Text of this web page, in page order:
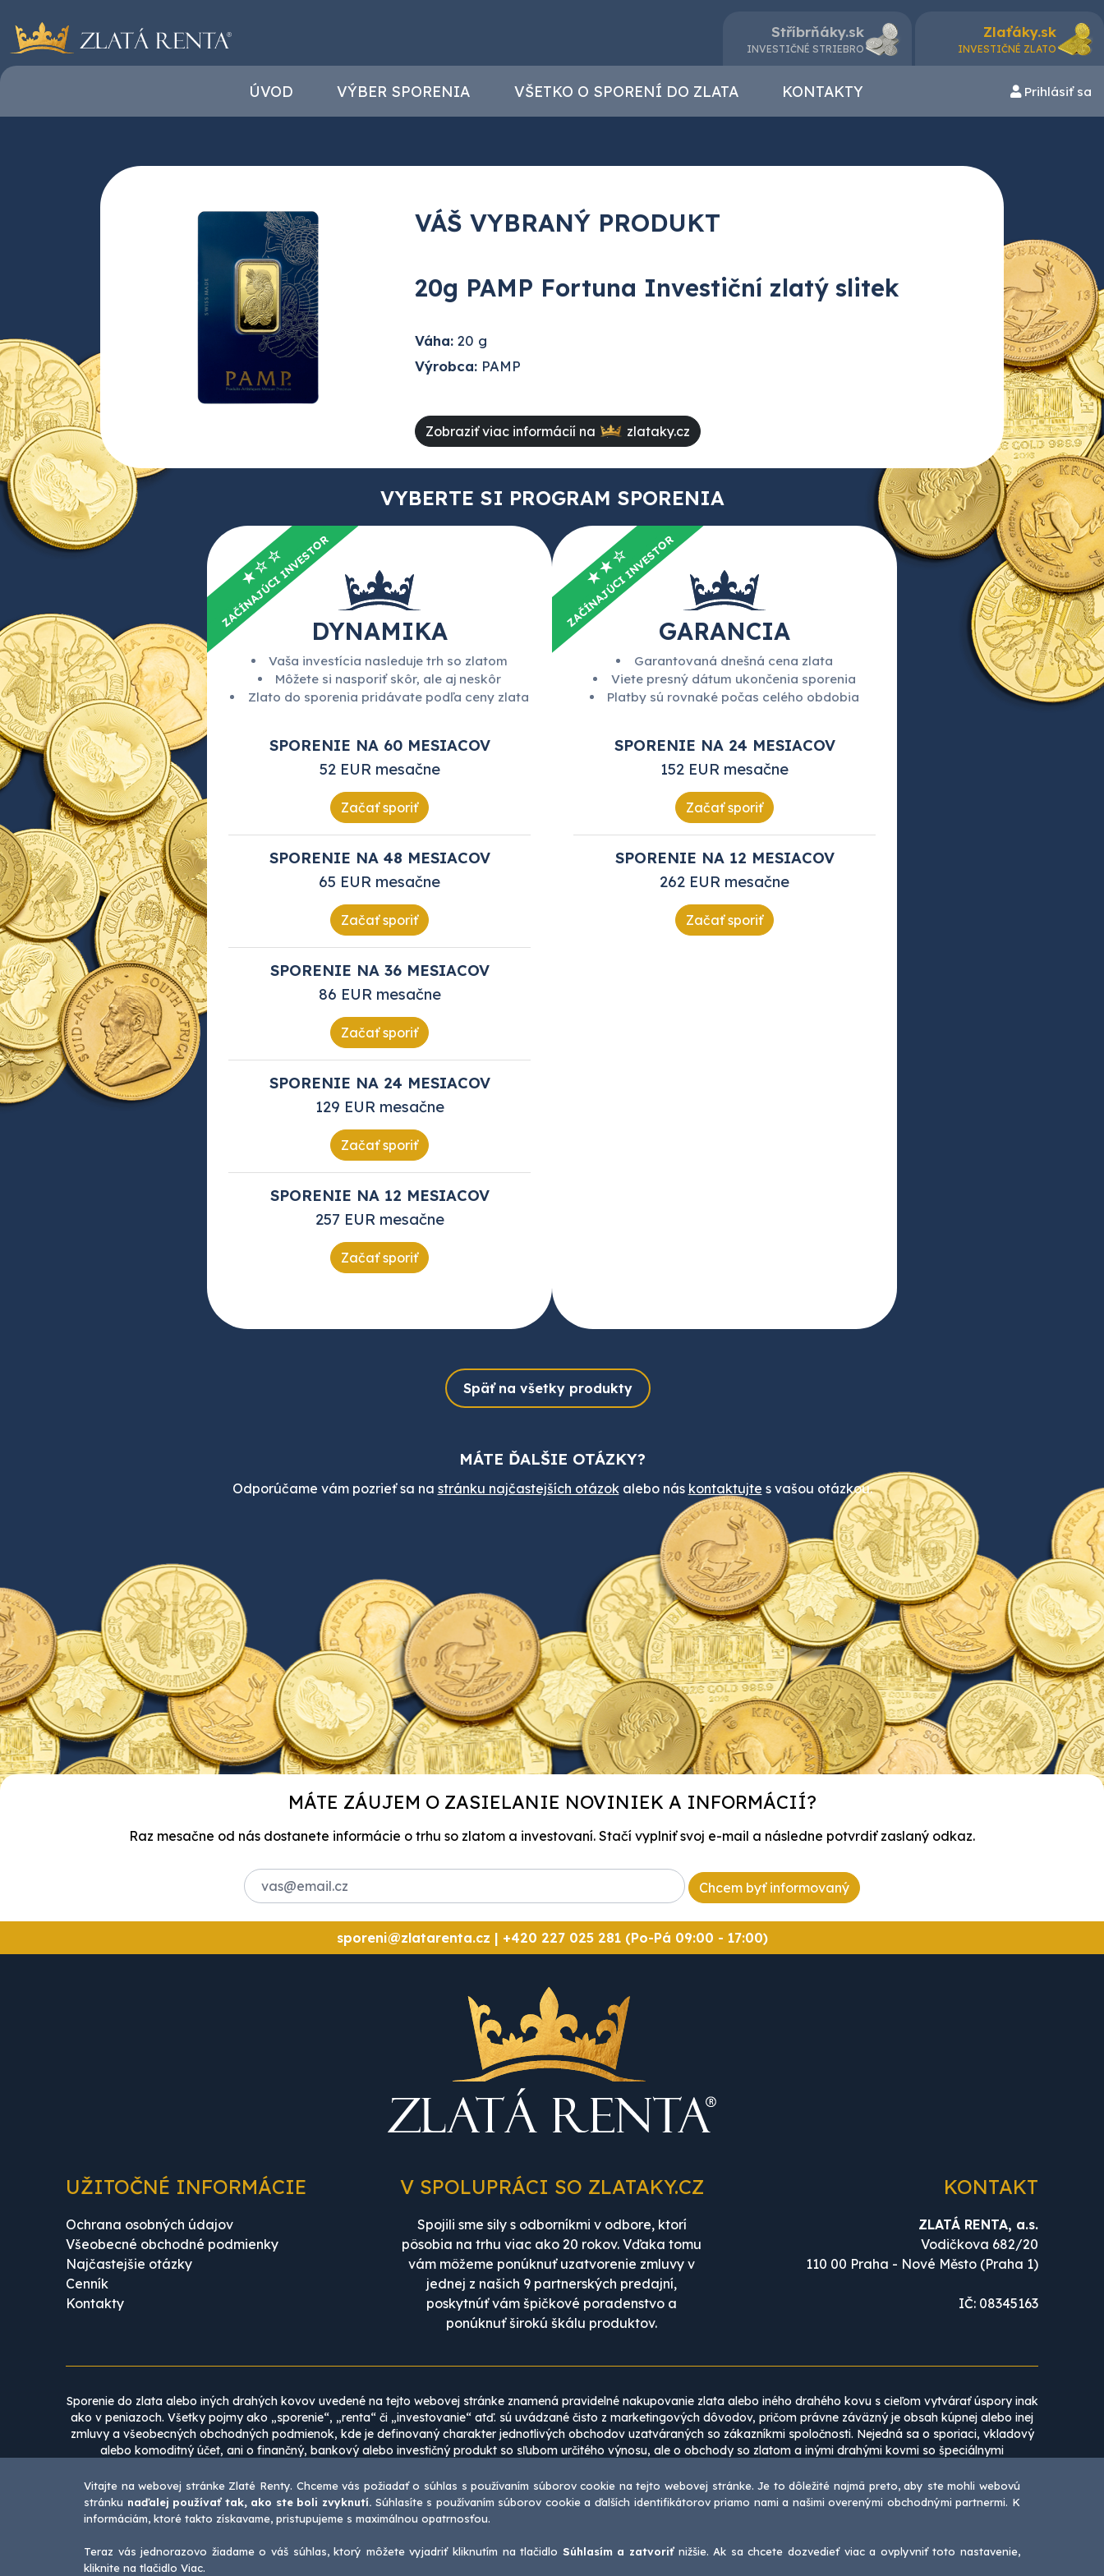
Stříbrňáky.sk
INVESTIČNÉ STRIEBRO
Zlaťáky.sk
INVESTIČNÉ ZLATO
ÚVOD VÝBER SPORENIA VŠETKO O SPORENÍ DO ZLATA KONTAKTY Prihlásiť sa
VÁŠ VYBRANÝ PRODUKT
20g PAMP Fortuna Investiční zlatý slitek
Váha: 20 g
Výrobca: PAMP
Zobraziť viac informácií na zlataky.cz
VYBERTE SI PROGRAM SPORENIA
★☆☆
ZAČÍNAJÚCI INVESTOR
DYNAMIKA
Vaša investícia nasleduje trh so zlatom
Môžete si nasporiť skôr, ale aj neskôr
Zlato do sporenia pridávate podľa ceny zlata
SPORENIE NA 60 MESIACOV
52 EUR mesačne
Začať sporiť
SPORENIE NA 48 MESIACOV
65 EUR mesačne
Začať sporiť
SPORENIE NA 36 MESIACOV
86 EUR mesačne
Začať sporiť
SPORENIE NA 24 MESIACOV
129 EUR mesačne
Začať sporiť
SPORENIE NA 12 MESIACOV
257 EUR mesačne
Začať sporiť
★★☆
ZAČÍNAJÚCI INVESTOR
GARANCIA
Garantovaná dnešná cena zlata
Viete presný dátum ukončenia sporenia
Platby sú rovnaké počas celého obdobia
SPORENIE NA 24 MESIACOV
152 EUR mesačne
Začať sporiť
SPORENIE NA 12 MESIACOV
262 EUR mesačne
Začať sporiť
Späť na všetky produkty
MÁTE ĎALŠIE OTÁZKY?
Odporúčame vám pozrieť sa na stránku najčastejších otázokalebo nás kontaktujte s vašou otázkou.
MÁTE ZÁUJEM O ZASIELANIE NOVINIEK A INFORMÁCIÍ?
Raz mesačne od nás dostanete informácie o trhu so zlatom a investovaní. Stačí vyplniť svoj e-mail a následne potvrdiť zaslaný odkaz.
Chcem byť informovaný
sporeni@zlatarenta.cz | +420 227 025 281 (Po-Pá 09:00 - 17:00)
UŽITOČNÉ INFORMÁCIE
Ochrana osobných údajov
Všeobecné obchodné podmienky
Najčastejšie otázky
Cenník
Kontakty
V SPOLUPRÁCI SO ZLATAKY.CZ
Spojili sme sily s odborníkmi v odbore, ktorí
pôsobia na trhu viac ako 20 rokov. Vďaka tomu
vám môžeme ponúknuť uzatvorenie zmluvy v
jednej z našich 9 partnerských predajní,
poskytnúť vám špičkové poradenstvo a
ponúknuť širokú škálu produktov.
KONTAKT
ZLATÁ RENTA, a.s.
Vodičkova 682/20
110 00 Praha - Nové Město (Praha 1)
IČ: 08345163
Sporenie do zlata alebo iných drahých kovov uvedené na tejto webovej stránke znamená pravidelné nakupovanie zlata alebo iného drahého kovu s cieľom vytvárať úspory inak
ako v peniazoch. Všetky pojmy ako „sporenie“, „renta“ či „investovanie“ atď. sú uvádzané čisto z marketingových dôvodov, pričom právne záväzný je obsah kúpnej alebo inej
zmluvy a všeobecných obchodných podmienok, kde je definovaný charakter jednotlivých obchodov uzatváraných so zákazníkmi spoločnosti. Nejedná sa o sporiaci, vkladový
alebo komoditný účet, ani o finančný, bankový alebo investičný produkt so sľubom určitého výnosu, ale o obchody so zlatom a inými drahými kovmi so špeciálnymi
Obsah tohto webu nie je možné v žiadnom prípade brať ako investičné odporúčania. Uverejnené články a analýzy je potrebné vnímať ako subjektívne názory zamestnancov
spoločnosti ZLATÁ RENTA, a.s. Zverejnenie akýchkoľvek údajov či informácií na Stránkach nemá povahu právneho konania smerujúceho k vzniku právneho vzťahu medzi vami
Vitajte na webovej stránke Zlaté Renty. Chceme vás požiadať o súhlas s používaním súborov cookie na tejto webovej stránke. Je to dôležité najmä preto, aby ste mohli webovú
stránku naďalej používať tak, ako ste boli zvyknutí.Súhlasíte s používaním súborov cookie a ďalších identifikátorov priamo nami a našimi overenými obchodnými partnermi. K
informáciám, ktoré takto získavame, pristupujeme s maximálnou opatrnosťou.
Teraz vás jednorazovo žiadame o váš súhlas, ktorý môžete vyjadriť kliknutím na tlačidlo Súhlasím a zatvoriťnižšie. Ak sa chcete dozvedieť viac a ovplyvniť toto nastavenie,
kliknite na tlačidlo Viac.